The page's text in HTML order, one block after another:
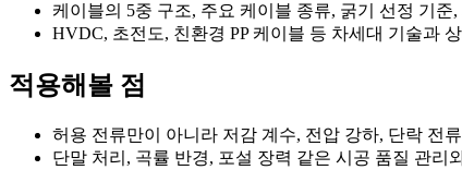
케이블의 5중 구조, 주요 케이블 종류, 굵기 선정 기준
HVDC, 초전도, 친환경 PP 케이블 등 차세대 기술과
적용해볼 점
허용 전류만이 아니라 저감 계수, 전압 강하, 단락 전
단말 처리, 곡률 반경, 포설 장력 같은 시공 품질 관리